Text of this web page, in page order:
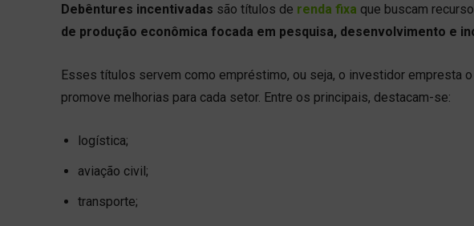
Debêntures incentivadas são títulos de renda fixa que buscam
de produção econômica focada em pesquisa, desenvolvimento e
Esses títulos servem como empréstimo, ou seja, o investidor empresta
promove melhorias para cada setor. Entre os principais, destacam-se:
logística;
aviação civil;
transporte;